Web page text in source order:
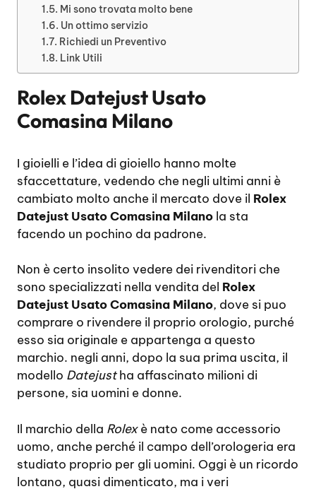
Mi sono trovata molto bene
Un ottimo servizio
Richiedi un Preventivo
Link Utili
Rolex Datejust Usato
Comasina Milano
I gioielli e l’idea di gioiello hanno molte
sfaccettature, vedendo che negli ultimi anni è
cambiato molto anche il mercato dove il Rolex
Datejust Usato Comasina Milano la sta
facendo un pochino da padrone.
Non è certo insolito vedere dei rivenditori che
sono specializzati nella vendita del Rolex
Datejust Usato Comasina Milano, dove si puo
comprare o rivendere il proprio orologio, purché
esso sia originale e appartenga a questo
marchio. negli anni, dopo la sua prima uscita, il
modello Datejustha affascinato milioni di
persone, sia uomini e donne.
Il marchio della Rolexè nato come accessorio
uomo, anche perché il campo dell’orologeria era
studiato proprio per gli uomini. Oggi è un ricordo
lontano, quasi dimenticato, ma i veri